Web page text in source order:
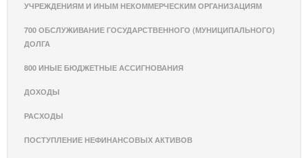
УЧРЕЖДЕНИЯМ И ИНЫМ НЕКОММЕРЧЕСКИМ ОРГАНИЗАЦИЯМ
700 ОБСЛУЖИВАНИЕ ГОСУДАРСТВЕННОГО (МУНИЦИПАЛЬНОГО)
ДОЛГА
800 ИНЫЕ БЮДЖЕТНЫЕ АССИГНОВАНИЯ
ДОХОДЫ
РАСХОДЫ
ПОСТУПЛЕНИЕ НЕФИНАНСОВЫХ АКТИВОВ